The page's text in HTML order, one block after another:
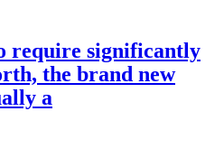
require significantly
the brand new
a